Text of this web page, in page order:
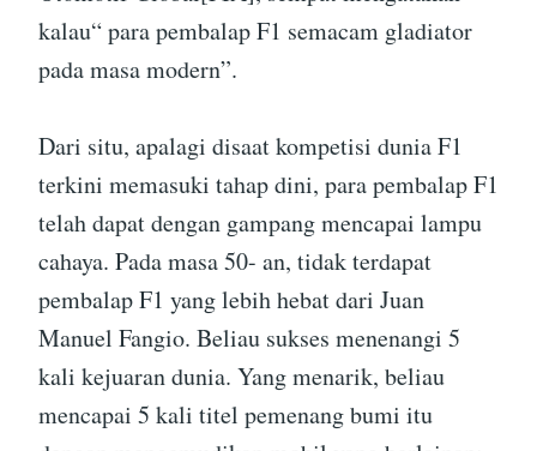
kalau“ para pembalap F1 semacam gladiator
pada masa modern”.
Dari situ, apalagi disaat kompetisi dunia F1
terkini memasuki tahap dini, para pembalap F1
telah dapat dengan gampang mencapai lampu
cahaya. Pada masa 50- an, tidak terdapat
pembalap F1 yang lebih hebat dari Juan
Manuel Fangio. Beliau sukses menenangi 5
kali kejuaran dunia. Yang menarik, beliau
mencapai 5 kali titel pemenang bumi itu